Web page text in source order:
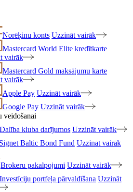
Norēķinu konts Uzzināt vairāk
Mastercard World Elite kredītkarte
vairāk
Mastercard Gold maksājumu karte
vairāk
Apple Pay Uzzināt vairāk
Google Pay Uzzināt vairāk
veidošanai
Dalība kluba darījumos Uzzināt vairāk
Signet Baltic Bond Fund Uzzināt vairāk
Brokeru pakalpojumi Uzzināt vairāk
Investīciju portfeļa pārvaldīšana Uzzināt